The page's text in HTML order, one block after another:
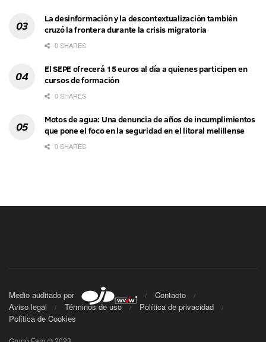
La desinformación y la descontextualización también
cruzó la frontera durante la crisis migratoria
0 SHARES
El SEPE ofrecerá 15 euros al día a quienes participen en
cursos de formación
0 SHARES
Motos de agua: Una denuncia de años de incumplimientos
que pone el foco en la seguridad en el litoral melillense
0 SHARES
Medio auditado por
Contacto
Aviso legal
Términos de uso
Política de privacidad
Política de Cookies